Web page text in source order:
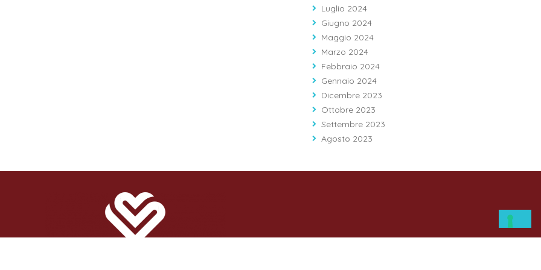
Luglio 2024
Giugno 2024
Maggio 2024
Marzo 2024
Febbraio 2024
Gennaio 2024
Dicembre 2023
Ottobre 2023
Settembre 2023
Agosto 2023